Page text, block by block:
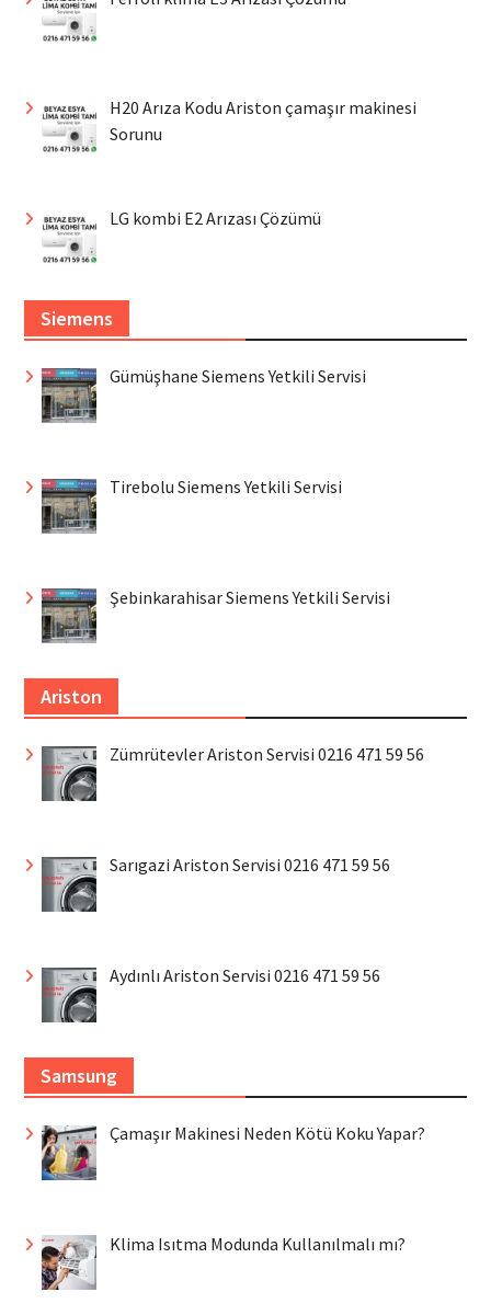
H20 Arıza Kodu Ariston çamaşır makinesi
Sorunu
LG kombi E2 Arızası Çözümü
Siemens
Gümüşhane Siemens Yetkili Servisi
Tirebolu Siemens Yetkili Servisi
Şebinkarahisar Siemens Yetkili Servisi
Ariston
Zümrütevler Ariston Servisi 0216 471 59 56
Sarıgazi Ariston Servisi 0216 471 59 56
Aydınlı Ariston Servisi 0216 471 59 56
Samsung
Çamaşır Makinesi Neden Kötü Koku Yapar?
Klima Isıtma Modunda Kullanılmalı mı?